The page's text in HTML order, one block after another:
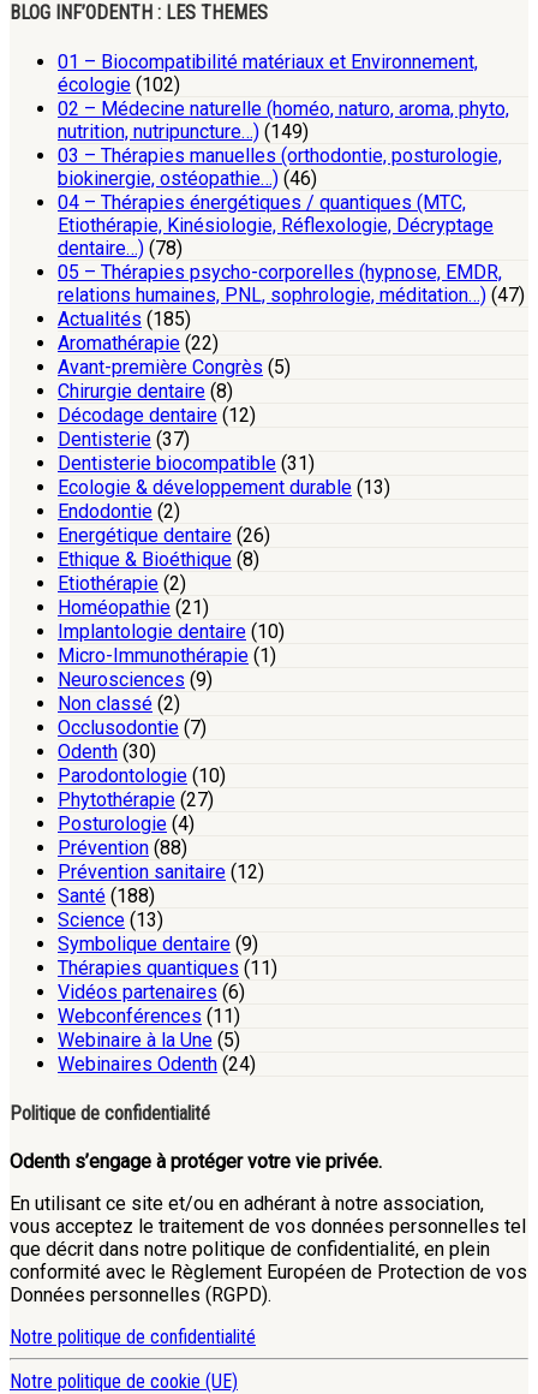
BLOG INF’ODENTH : LES THEMES
01 – Biocompatibilité matériaux et Environnement,
écologie (102)
02 – Médecine naturelle (homéo, naturo, aroma, phyto,
nutrition, nutripuncture…) (149)
03 – Thérapies manuelles (orthodontie, posturologie,
biokinergie, ostéopathie…) (46)
04 – Thérapies énergétiques / quantiques (MTC,
Etiothérapie, Kinésiologie, Réflexologie, Décryptage
dentaire…) (78)
05 – Thérapies psycho-corporelles (hypnose, EMDR,
relations humaines, PNL, sophrologie, méditation…) (47)
Actualités (185)
Aromathérapie (22)
Avant-première Congrès (5)
Chirurgie dentaire (8)
Décodage dentaire (12)
Dentisterie (37)
Dentisterie biocompatible (31)
Ecologie & développement durable (13)
Endodontie (2)
Energétique dentaire (26)
Ethique & Bioéthique (8)
Etiothérapie (2)
Homéopathie (21)
Implantologie dentaire (10)
Micro-Immunothérapie (1)
Neurosciences (9)
Non classé (2)
Occlusodontie (7)
Odenth (30)
Parodontologie (10)
Phytothérapie (27)
Posturologie (4)
Prévention (88)
Prévention sanitaire (12)
Santé (188)
Science (13)
Symbolique dentaire (9)
Thérapies quantiques (11)
Vidéos partenaires (6)
Webconférences (11)
Webinaire à la Une (5)
Webinaires Odenth (24)
Politique de confidentialité
Odenth s’engage à protéger votre vie privée.
En utilisant ce site et/ou en adhérant à notre association,
vous acceptez le traitement de vos données personnelles tel
que décrit dans notre politique de confidentialité, en plein
conformité avec le Règlement Européen de Protection de vos
Données personnelles (RGPD).
Notre politique de confidentialité
Notre politique de cookie (UE)